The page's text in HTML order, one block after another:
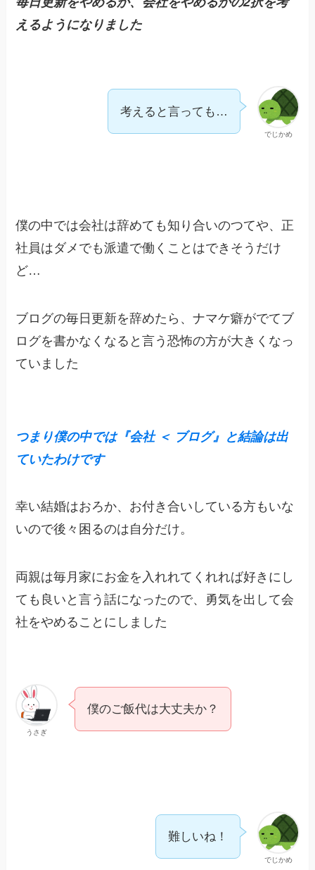
えるようになりました
でじかめ
考えると言っても…
僕の中では会社は辞めても知り合いのつてや、正
社員はダメでも派遣で働くことはできそうだけ
ど…
ブログの毎日更新を辞めたら、ナマケ癖がでてブ
ログを書かなくなると言う恐怖の方が大きくなっ
ていました
つまり僕の中では『会社 ＜ ブログ』と結論は出
ていたわけです
幸い結婚はおろか、お付き合いしている方もいな
いので後々困るのは自分だけ。
両親は毎月家にお金を入れれてくれれば好きにし
ても良いと言う話になったので、勇気を出して会
社をやめることにしました
うさぎ
僕のご飯代は大丈夫か？
でじかめ
難しいね！